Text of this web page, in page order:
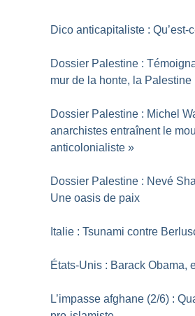
Dico anticapitaliste : Qu’est-
Dossier Palestine :
mur de la honte, la Palestine
Dossier Palestine : Michel
anarchistes entraînent le
anticolonialiste »
Dossier Palestine : Nevé
Une oasis de paix
Italie : Tsunami contre
États-Unis : Barack Obama,
L’impasse afghane (2/6) :